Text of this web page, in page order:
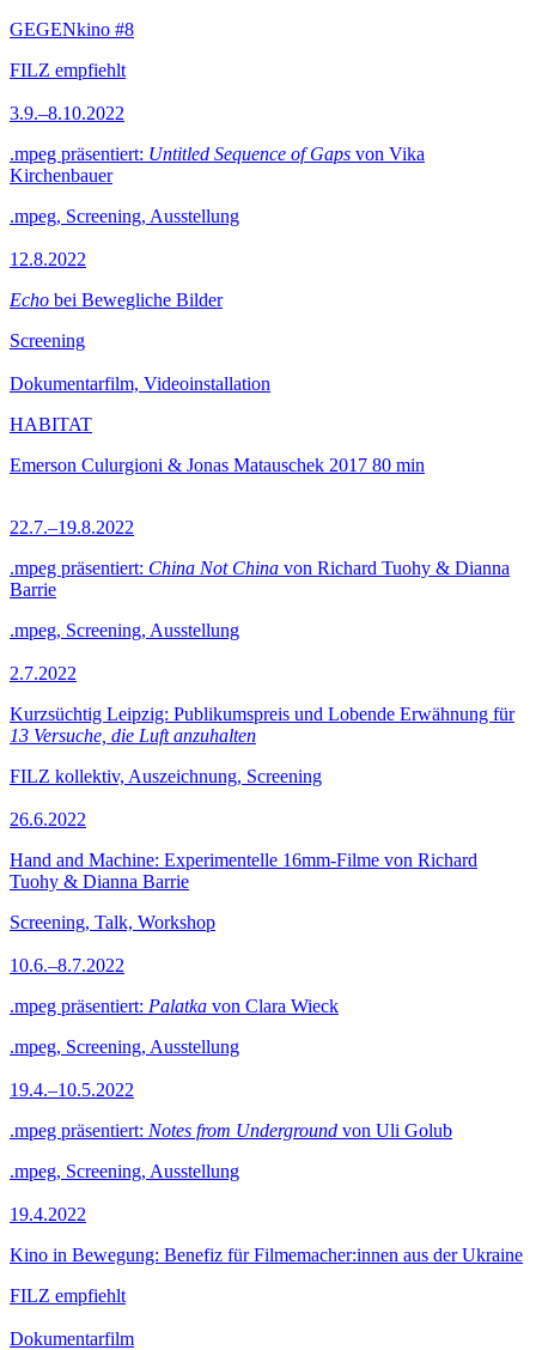
GEGENkino #8
FILZ empfiehlt
3.9.–8.10.2022
.mpeg präsentiert: Untitled Sequence of Gaps von Vika
Kirchenbauer
.mpeg, Screening, Ausstellung
12.8.2022
Echo bei Bewegliche Bilder
Screening
Dokumentarfilm, Videoinstallation
HABITAT
Emerson Culurgioni & Jonas Matauschek 2017 80 min
22.7.–19.8.2022
.mpeg präsentiert: China Not China von Richard Tuohy & Dianna
Barrie
.mpeg, Screening, Ausstellung
2.7.2022
Kurzsüchtig Leipzig: Publikumspreis und Lobende Erwähnung für
13 Versuche, die Luft anzuhalten
FILZ kollektiv, Auszeichnung, Screening
26.6.2022
Hand and Machine: Experimentelle 16mm-Filme von Richard
Tuohy & Dianna Barrie
Screening, Talk, Workshop
10.6.–8.7.2022
.mpeg präsentiert: Palatka von Clara Wieck
.mpeg, Screening, Ausstellung
19.4.–10.5.2022
.mpeg präsentiert: Notes from Underground von Uli Golub
.mpeg, Screening, Ausstellung
19.4.2022
Kino in Bewegung: Benefiz für Filmemacher:innen aus der Ukraine
FILZ empfiehlt
Dokumentarfilm